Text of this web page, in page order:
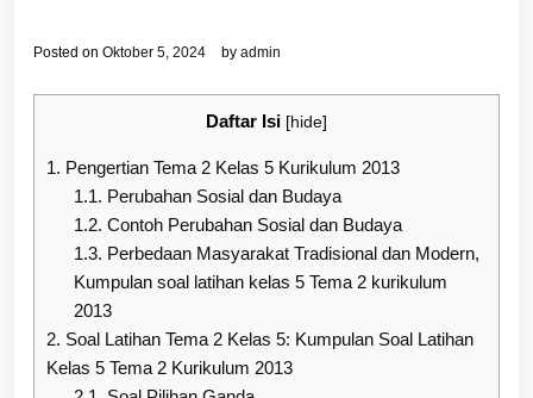
Posted on Oktober 5, 2024 by admin
Daftar Isi [hide]
1. Pengertian Tema 2 Kelas 5 Kurikulum 2013
1.1. Perubahan Sosial dan Budaya
1.2. Contoh Perubahan Sosial dan Budaya
1.3. Perbedaan Masyarakat Tradisional dan Modern,
Kumpulan soal latihan kelas 5 Tema 2 kurikulum
2013
2. Soal Latihan Tema 2 Kelas 5: Kumpulan Soal Latihan
Kelas 5 Tema 2 Kurikulum 2013